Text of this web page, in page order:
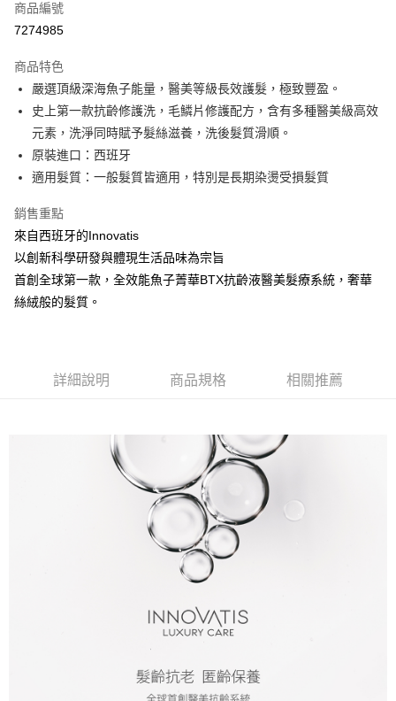
信用卡分期付款
合作金庫商業銀行
華南商業銀行
彰化商業銀行
上海商業儲蓄銀行
台北富邦商業銀行
國泰世華商業銀行
兆豐國際商業銀行
臺灣中小企業銀行
匯豐（台灣）商業銀行
華泰商業銀行
聯邦商業銀行
遠東國際商業銀行
元大商業銀行
台新國際商業銀行
台灣樂天信用卡公司
6 期 0 利率 每期
華南商業銀行
彰化商業銀行
上海商業儲蓄銀行
台北富邦商業銀行
國泰世華商業銀行
臺灣中小企業銀行
台中商業銀行
聯邦商業銀行
元大商業銀行
玉山商業銀行
星展（台灣）商業銀行
台灣樂天信用卡公司
超商取貨付款
LINE Pay
Apple Pay
街口支付
悠遊付
全盈+PAY
運送方式
每筆NT$80，滿NT$2,000(含以上)免運費
每筆NT$80，滿NT$2,000(含以上)免運費
每筆NT$80，滿NT$2,000(含以上)免運費
商品編號
7274985
商品特色
嚴選頂級深海魚子能量，醫美等級長效護髮，極致豐盈。
史上第一款抗齡修護洗，毛鱗片修護配方，含有多種醫美級高效
元素，洗淨同時賦予髮絲滋養，洗後髮質滑順。
原裝進口：西班牙
適⽤髮質：⼀般髮質皆適⽤，特別是長期染燙受損髮質
銷售重點
來自西班牙的Innovatis
以創新科學研發與體現生活品味為宗旨
首創全球第一款，全效能魚子菁華BTX抗齡液醫美髮療系統，奢華
絲絨般的髮質。
詳細說明 商品規格 相關推薦